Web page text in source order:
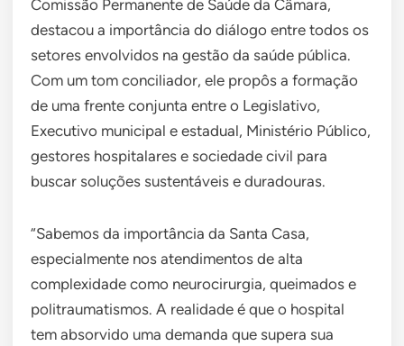
Comissão Permanente de Saúde da Câmara,
destacou a importância do diálogo entre todos os
setores envolvidos na gestão da saúde pública.
Com um tom conciliador, ele propôs a formação
de uma frente conjunta entre o Legislativo,
Executivo municipal e estadual, Ministério Público,
gestores hospitalares e sociedade civil para
buscar soluções sustentáveis e duradouras.
“Sabemos da importância da Santa Casa,
especialmente nos atendimentos de alta
complexidade como neurocirurgia, queimados e
politraumatismos. A realidade é que o hospital
tem absorvido uma demanda que supera sua